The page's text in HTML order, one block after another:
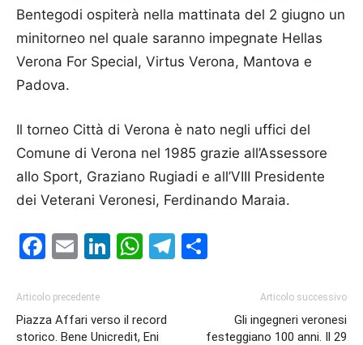
Bentegodi ospiterà nella mattinata del 2 giugno un
minitorneo nel quale saranno impegnate Hellas
Verona For Special, Virtus Verona, Mantova e
Padova.
Il torneo Città di Verona è nato negli uffici del
Comune di Verona nel 1985 grazie all’Assessore
allo Sport, Graziano Rugiadi e all’VIII Presidente
dei Veterani Veronesi, Ferdinando Maraia.
Facebook
EmailLinkedIn
WhatsApp
Telegram
Articolo precedente
Piazza Affari verso il record
storico. Bene Unicredit, Eni
Articolo successivo
Gli ingegneri veronesi
festeggiano 100 anni. Il 29